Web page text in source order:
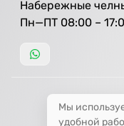
Набережные
Пн—ПТ 08:00 –
Мы
удобной